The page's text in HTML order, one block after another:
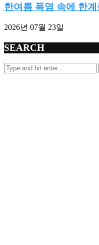
한여름 폭염 속에 한
2026년 07월 23일
SEARCH